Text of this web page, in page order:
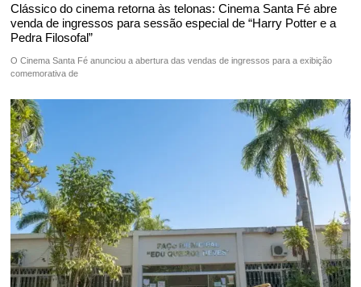
Clássico do cinema retorna às telonas: Cinema Santa Fé abre
venda de ingressos para sessão especial de “Harry Potter e a
Pedra Filosofal”
O Cinema Santa Fé anunciou a abertura das vendas de ingressos para a exibição
comemorativa de